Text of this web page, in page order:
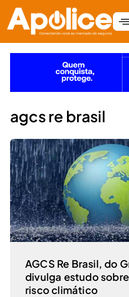
agcs re brasil
AGCS Re Brasil, do
divulga estudo
risco climático